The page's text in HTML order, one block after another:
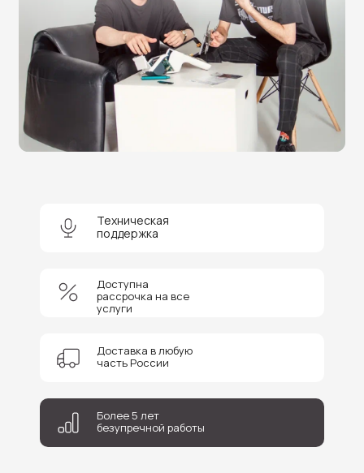
Техническая
поддержка
Доставка в любую
часть России
Доступна
рассрочка на все
услуги
Более 5 лет
безупречной работы
Нужна помощь в выборе?
Оставьте заявку на бесплатную
консультацию и получите
скидку 5%
на покупку оборудования или
получение услуги.
Отправить